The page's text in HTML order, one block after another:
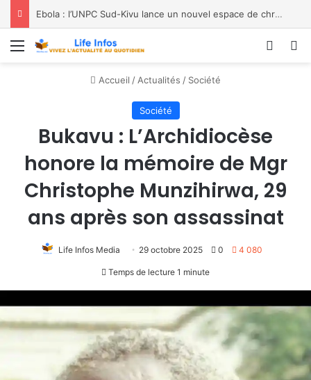
Menu
Accueil / Actualités / Société
Société
Bukavu : L’Archidiocèse
honore la mémoire de Mgr
Christophe Munzihirwa, 29
ans après son assassinat
Life Infos Media 29 octobre 2025 0 4 080
Temps de lecture 1 minute